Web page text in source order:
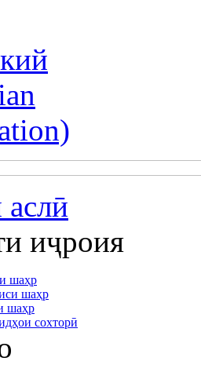
иҷроия
шаҳр
шаҳр
шаҳр
сохторӣ